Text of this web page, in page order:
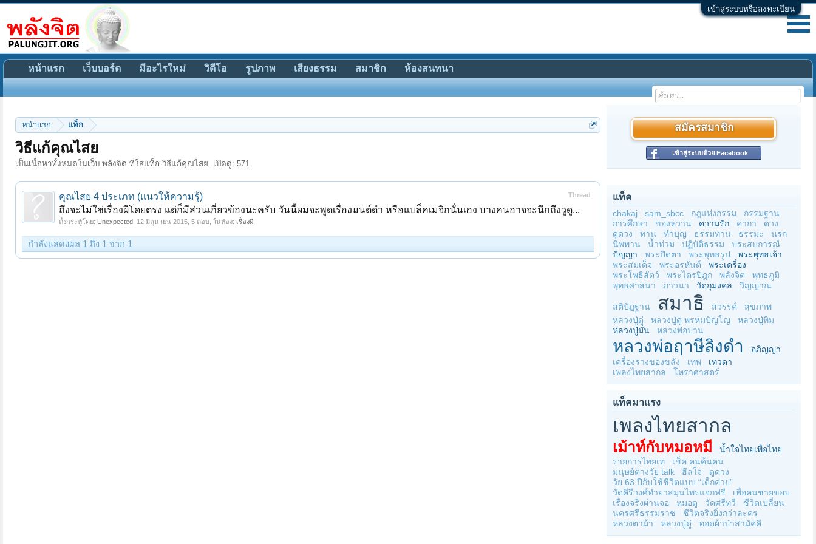
เข้าสู่ระบบหรือลงทะเบียน
หน้าแรก แท็ก
วิธีแก้คุณไสย
เป็นเนื้อหาทั้งหมดในเว็บ พลังจิต ที่ใส่แท็ก วิธีแก้คุณไสย. เปิดดู: 571.
Thread
คุณไสย 4 ประเภท (แนวให้ความรุ้)
ถึงจะไม่ใช่เรื่องผีโดยตรง แต่ก็มีส่วนเกี่ยวข้องนะครับ วันนี้ผมจะพูดเรื่องมนต์ดำ หรือแบล็คเมจิกนั่นเอง บางคนอาจจะนึกถึงวูดู...
ตั้งกระทู้โดย: Unexpected 12 มิถุนายน 2015 , 5 ตอบ, ในห้อง: เรื่องผี
กำลังแสดงผล 1 ถึง 1 จาก 1
สมัครสมาชิก
เข้าสู่ระบบด้วย Facebook
แท็ค
chakaj sam_sbcc กฎแห่งกรรม
กรรมฐาน
การศึกษา
ของหวาน ความรัก คาถา
ดวง
ดูดวง
ทาน ทำบุญ ธรรมทาน ธรรมะ
นรก
นิพพาน
น้ำท่วม ปฏิบัติธรรม
ประสบการณ์
ปัญญา
พระปิดตา พระพุทธรูป
พระพุทธเจ้า
พระสมเด็จ
พระอรหันต์
พระเครื่อง
พระโพธิสัตว์
พระไตรปิฎก พลังจิต
พุทธภูมิ
พุทธศาสนา
ภาวนา วัตถุมงคล วิญญาณ
สติปัฏฐาน สมาธิ สวรรค์
สุขภาพ
หลวงปู่ดู่
หลวงปู่ดู่ พรหมปัญโญ
หลวงปู่ทิม
หลวงปู่มั่น
หลวงพ่อปาน
หลวงพ่อฤาษีลิงดำ
อภิญญา
เครื่องรางของขลัง
เทพ
เทวดา
เพลงไทยสากล
โหราศาสตร์
แท็คมาแรง
เพลงไทยสากล
เม้าท์กับหมอหมี
น้ำใจไทยเพื่อไทย
รายการไทยเท่
เช็ค คนค้นฅน
มนุษย์ต่างวัย talk
ฮีลใจ
ดูดวง
วัย 63 ปีกับใช้ชีวิตแบบ “เด็กค่าย”
วัดคีรีวงศ์ทำยาสมุนไพรแจกฟรี
เพื่อคนชายขอบ
เรื่องจริงผ่านจอ
หมอดู วัดศรีทวี
ชีวิตเปลี่ยน
นครศรีธรรมราช
ชีวิตจริงยิ่งกว่าละคร
หลวงตาม้า
หลวงปู่ดู่ ทอดผ้าป่าสามัคคี
หน้าแรก เว็บบอร์ด มีอะไรใหม่ วิดีโอ รูปภาพ เสียงธรรม สมาชิก ห้องสนทนา